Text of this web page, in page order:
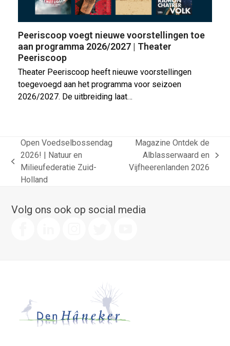
Peeriscoop voegt nieuwe voorstellingen toe
aan programma 2026/2027 | Theater
Peeriscoop
Theater Peeriscoop heeft nieuwe voorstellingen
toegevoegd aan het programma voor seizoen
2026/2027. De uitbreiding laat…
previous
post:
Open Voedselbossendag
2026! | Natuur en
Milieufederatie Zuid-
Holland
post:
Magazine Ontdek de
Alblasserwaard en
Vijfheerenlanden 2026
Volg ons ook op social media